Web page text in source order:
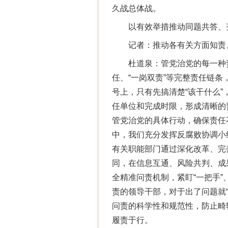
久战总体战。
以有效举措推动同题共答、
记者：推动各有关方面知责
杜道泉：管党治党的每一种
任、“一岗双责”等完整责任链
号上，只有先搞清楚“该干什么
任单位和完成时限，形成清晰
管党治党的具体行动，确保责
中，我们充分发挥反腐败协调
有关职能部门通过深化改革、
同，在信息互通、风险共判、
全精准问责机制，紧盯“一把手
责的领导干部，对于出了问题
问责的科学性和规范性，防止
履责于行。